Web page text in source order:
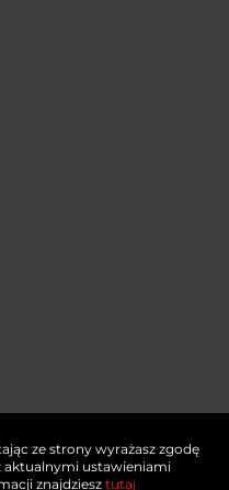
ze strony wyrażasz zgodę
aktualnymi ustawieniami
znajdziesz tutaj